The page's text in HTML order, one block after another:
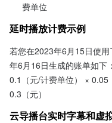
费单位
延时播放计费示例
若您在2023年6月15日使
年6月16日生成的账单如下：
0.1（元/计费单位） ×
0.3（元）
云导播台实时字幕和虚